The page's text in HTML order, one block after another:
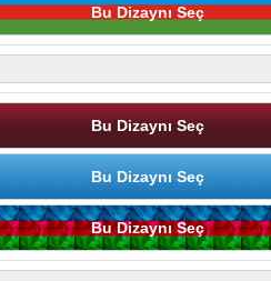
Bu Dizaynı Seç
Bu Dizaynı Seç
Bu Dizaynı Seç
Bu Dizaynı Seç